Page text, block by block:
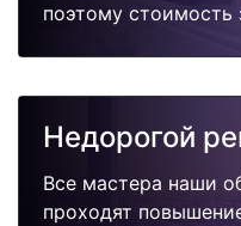
поэтому стоимость
Недорогой
Все мастера наши
проходят